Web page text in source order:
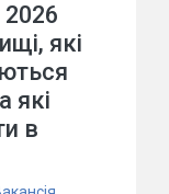
2026
які
які
в